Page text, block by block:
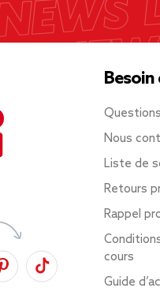
Besoin
Nous
Liste de
Retours
Rappel
cours
Guide